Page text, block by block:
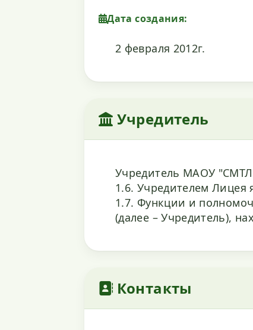
Дата создания:
2 февраля 2012г.
Учредитель
Учредитель МАОУ
1.6. Учредителем Лицея
1.7. Функции и
(далее – Учредитель),
Контакты